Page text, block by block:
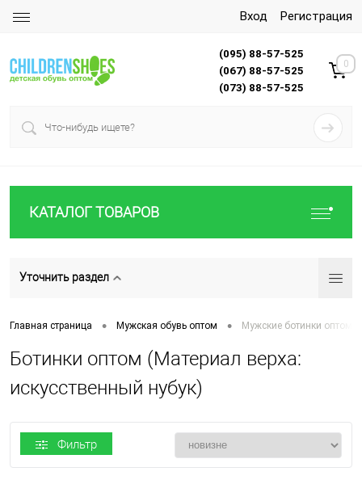
Вход Регистрация
(095) 88-57-525
(067) 88-57-525
(073) 88-57-525
0
КАТАЛОГ ТОВАРОВ
Уточнить раздел
Главная страница • Мужская обувь оптом • Мужские ботинки оптом
Ботинки оптом (Материал верха:
искусственный нубук)
Фильтр